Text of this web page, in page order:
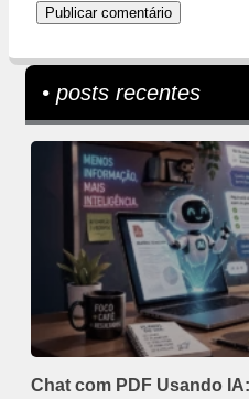
• posts recentes
Chat com PDF Usando